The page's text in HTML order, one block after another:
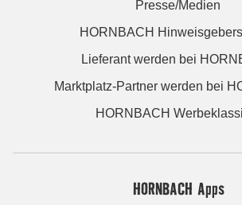
Presse/Medien
HORNBACH
Lieferant werden bei
Marktplatz-Partner werden bei
HORNBACH
HORNBACH Apps